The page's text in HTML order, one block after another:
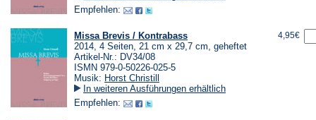
Empfehlen:
Missa Brevis / Kontrabass
2014, 4 Seiten, 21 cm x 29,7 cm, geheftet
Artikel-Nr.: DV34/08
ISMN 979-0-50226-025-5
Musik: Horst Christill
In weiteren Ausführungen erhältlich
Empfehlen:
4,95€